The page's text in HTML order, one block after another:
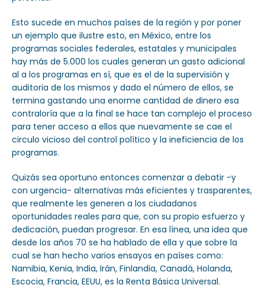
Esto sucede en muchos países de la región y por poner
un ejemplo que ilustre esto, en México, entre los
programas sociales federales, estatales y municipales
hay más de 5.000 los cuales generan un gasto adicional
al a los programas en sí, que es el de la supervisión y
auditoria de los mismos y dado el número de ellos, se
termina gastando una enorme cantidad de dinero esa
contraloría que a la final se hace tan complejo el proceso
para tener acceso a ellos que nuevamente se cae el
circulo vicioso del control político y la ineficiencia de los
programas.
Quizás sea oportuno entonces comenzar a debatir -y
con urgencia- alternativas más eficientes y trasparentes,
que realmente les generen a los ciudadanos
oportunidades reales para que, con su propio esfuerzo y
dedicación, puedan progresar. En esa línea, una idea que
desde los años 70 se ha hablado de ella y que sobre la
cual se han hecho varios ensayos en países como:
Namibia, Kenia, India, Irán, Finlandia, Canadá, Holanda,
Escocia, Francia, EEUU, es la Renta Básica Universal.